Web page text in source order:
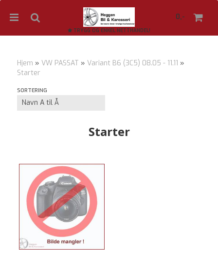
0,-
TRYGG OG ENKEL NETTHANDEL!
Hjem » VW PASSAT » Variant B6 (3C5) 08.05 - 11.11 »
Starter
SORTERING
Starter